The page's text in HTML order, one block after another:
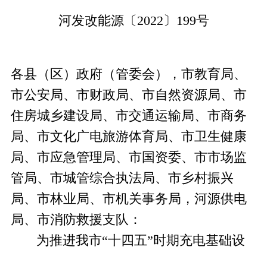
河发改能源〔2022〕199号
各县（区）政府（管委会），市教育局、
市公安局、市财政局、市自然资源局、市
住房城乡建设局、市交通运输局、市商务
局、市文化广电旅游体育局、市卫生健康
局、市应急管理局、市国资委、市市场监
管局、市城管综合执法局、市乡村振兴
局、市林业局、市机关事务局，河源供电
局、市消防救援支队：
为推进我市“十四五”时期充电基础设